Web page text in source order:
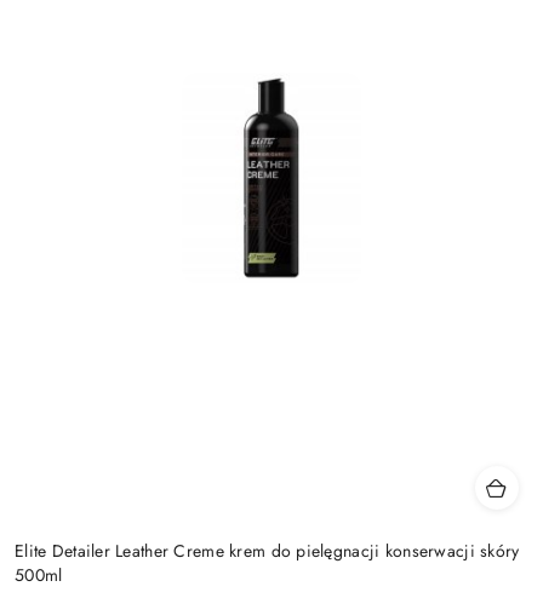
Elite Detailer Leather Creme krem do pielęgnacji konserwacji skóry
500ml